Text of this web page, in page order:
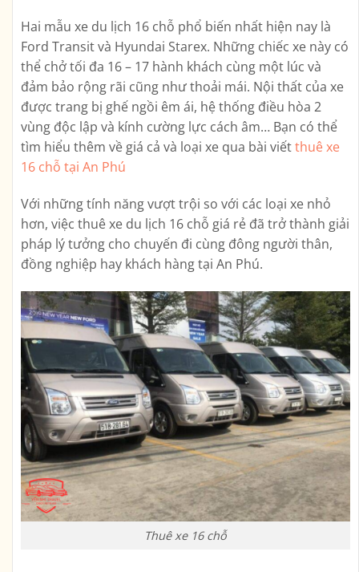
Hai mẫu xe du lịch 16 chỗ phổ biến nhất hiện nay là
Ford Transit và Hyundai Starex. Những chiếc xe này có
thể chở tối đa 16 – 17 hành khách cùng một lúc và
đảm bảo rộng rãi cũng như thoải mái. Nội thất của xe
được trang bị ghế ngồi êm ái, hệ thống điều hòa 2
vùng độc lập và kính cường lực cách âm… Bạn có thể
tìm hiểu thêm về giá cả và loại xe qua bài viếtthuê xe
16 chỗ tại An Phú
Với những tính năng vượt trội so với các loại xe nhỏ
hơn, việc thuê xe du lịch 16 chỗ giá rẻ đã trở thành giải
pháp lý tưởng cho chuyến đi cùng đông người thân,
đồng nghiệp hay khách hàng tại An Phú.
Thuê xe 16 chỗ